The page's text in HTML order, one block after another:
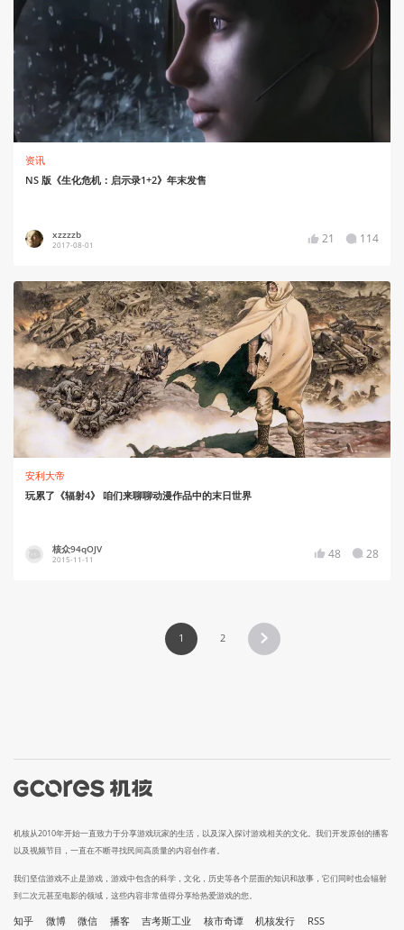
资讯
NS 版《生化危机：启示录1+2》年末发售
xzzzzb
2017-08-01 21 114
安利大帝
玩累了《辐射4》 咱们来聊聊动漫作品中的末日世界
核众94qOJV
2015-11-11 48 28
1 2
机核从2010年开始一直致力于分享游戏玩家的生活，以及深入探讨游戏相关的文化。我们开发原创的播客
以及视频节目，一直在不断寻找民间高质量的内容创作者。
我们坚信游戏不止是游戏，游戏中包含的科学，文化，历史等各个层面的知识和故事，它们同时也会辐射
到二次元甚至电影的领域，这些内容非常值得分享给热爱游戏的您。
知乎 微博 微信 播客 吉考斯工业 核市奇谭 机核发行 RSS